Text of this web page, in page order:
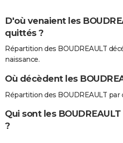
D'où venaient les
quittés ?
Répartition des BOUDREAULT
naissance.
Où décèdent les
Répartition des BOUDREAULT
Qui sont les
?